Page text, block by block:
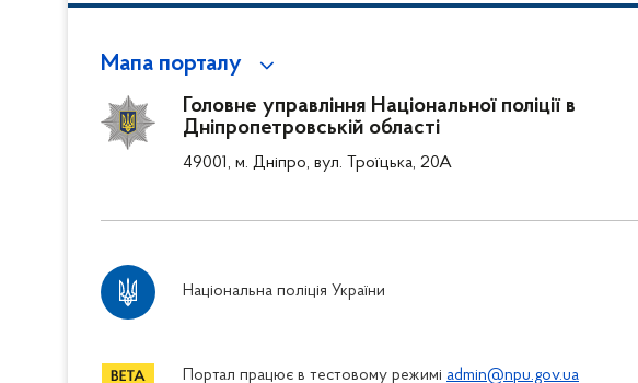
Мапа порталу
Головне управління Національної поліції в
Дніпропетровській області
49001, м. Дніпро, вул. Троїцька, 20А
Національна поліція України
Портал працює в тестовому режимі admin@npu.gov.ua